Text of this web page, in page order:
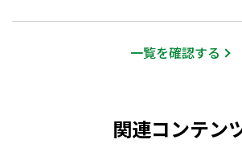
一覧を確認する
関連コンテン